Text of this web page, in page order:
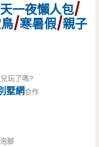
一夜懶人包/
/寒暑假/親子
玩了嗎?
墅網合作
腳